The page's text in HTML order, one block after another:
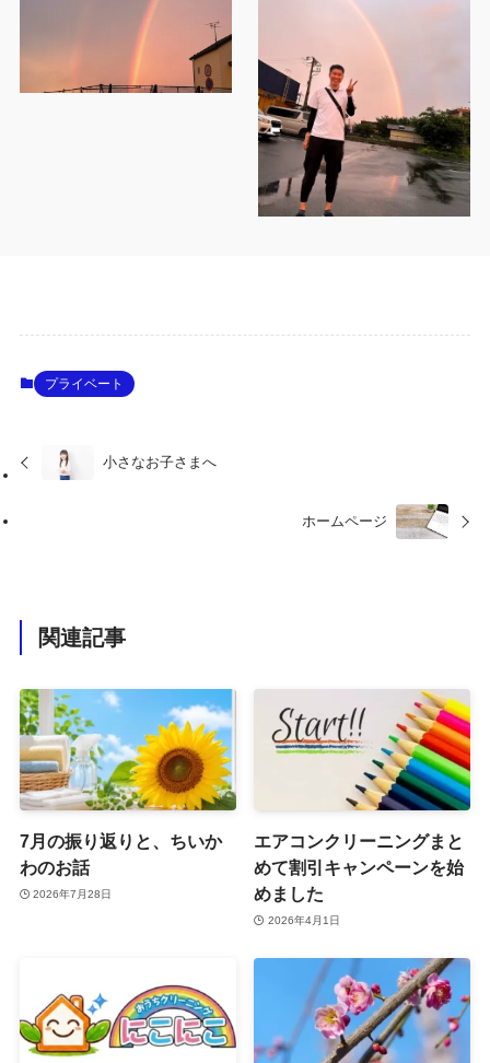
プライベート
小さなお子さまへ
ホームページ
関連記事
7月の振り返りと、ちいか
わのお話
2026年7月28日
エアコンクリーニングまと
めて割引キャンペーンを始
めました
2026年4月1日